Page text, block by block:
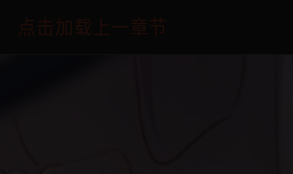
点击加载上一章节